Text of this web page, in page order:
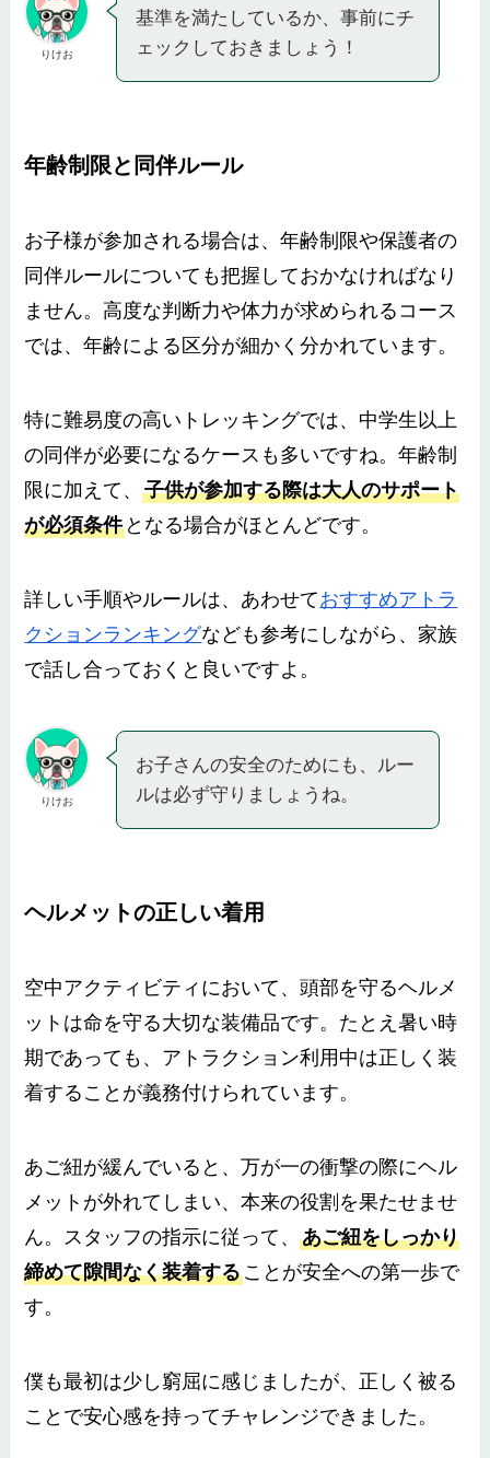
りけお
基準を満たしているか、事前にチ
ェックしておきましょう！
年齢制限と同伴ルール
お子様が参加される場合は、年齢制限や保護者の
同伴ルールについても把握しておかなければなり
ません。高度な判断力や体力が求められるコース
では、年齢による区分が細かく分かれています。
特に難易度の高いトレッキングでは、中学生以上
の同伴が必要になるケースも多いですね。年齢制
限に加えて、子供が参加する際は大人のサポート
が必須条件 となる場合がほとんどです。
詳しい手順やルールは、あわせておすすめアトラ
クションランキングなども参考にしながら、家族
で話し合っておくと良いですよ。
りけお
お子さんの安全のためにも、ルー
ルは必ず守りましょうね。
ヘルメットの正しい着用
空中アクティビティにおいて、頭部を守るヘルメ
ットは命を守る大切な装備品です。たとえ暑い時
期であっても、アトラクション利用中は正しく装
着することが義務付けられています。
あご紐が緩んでいると、万が一の衝撃の際にヘル
メットが外れてしまい、本来の役割を果たせませ
ん。スタッフの指示に従って、あご紐をしっかり
締めて隙間なく装着することが安全への第一歩で
す。
僕も最初は少し窮屈に感じましたが、正しく被る
ことで安心感を持ってチャレンジできました。